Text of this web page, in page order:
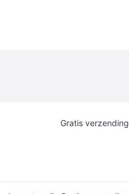
Gratis verzending